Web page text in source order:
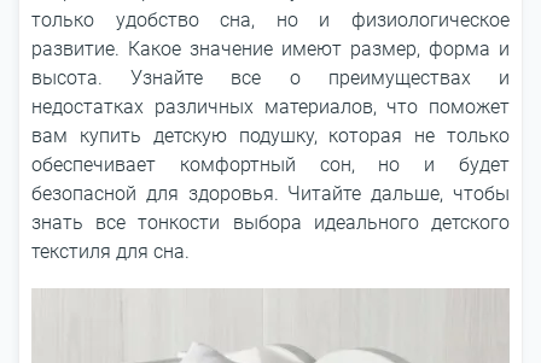
только удобство сна, но и физиологическое
развитие. Какое значение имеют размер, форма и
высота. Узнайте все о преимуществах и
недостатках различных материалов, что поможет
вам купить детскую подушку, которая не только
обеспечивает комфортный сон, но и будет
безопасной для здоровья. Читайте дальше, чтобы
знать все тонкости выбора идеального детского
текстиля для сна.